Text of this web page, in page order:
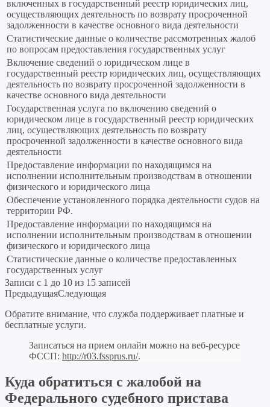
включенных в государственный реестр юридических лиц,
осуществляющих деятельность по возврату просроченной
задолженности в качестве основного вида деятельности
Статистические данные о количестве рассмотренных жалоб
по вопросам предоставления государственных услуг
Включение сведений о юридическом лице в
государственный реестр юридических лиц, осуществляющих
деятельность по возврату просроченной задолженности в
качестве основного вида деятельности
Государственная услуга по включению сведений о
юридическом лице в государственный реестр юридических
лиц, осуществляющих деятельность по возврату
просроченной задолженности в качестве основного вида
деятельности
Предоставление информации по находящимся на
исполнении исполнительным производствам в отношении
физического и юридического лица
Обеспечение установленного порядка деятельности судов на
территории РФ.
Предоставление информации по находящимся на
исполнении исполнительным производствам в отношении
физического и юридического лица
Статистические данные о количестве предоставленных
государственных услуг
Записи с 1 до 10 из 15 записей
ПредыдущаяСледующая
Обратите внимание, что служба поддерживает платные и
бесплатные услуги.
Записаться на прием онлайн можно на веб-ресурсе
ФССП: http://r03.fssprus.ru/.
Куда обратиться с жалобой на
Федерального судебного пристава